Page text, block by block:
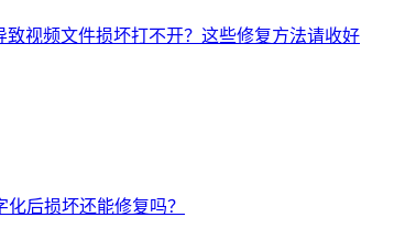
致视频文件损坏打不开？这些修复方法请收好
后损坏还能修复吗？